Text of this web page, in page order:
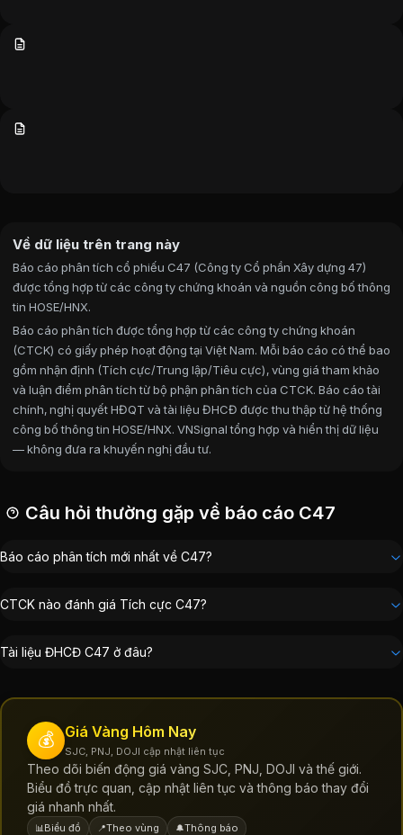
Về dữ liệu trên trang này
Báo cáo phân tích cổ phiếu C47 (Công ty Cổ phần Xây dựng 47)
được tổng hợp từ các công ty chứng khoán và nguồn công bố thông
tin HOSE/HNX.
Báo cáo phân tích được tổng hợp từ các công ty chứng khoán
(CTCK) có giấy phép hoạt động tại Việt Nam. Mỗi báo cáo có thể bao
gồm nhận định (Tích cực/Trung lập/Tiêu cực), vùng giá tham khảo
và luận điểm phân tích từ bộ phận phân tích của CTCK. Báo cáo tài
chính, nghị quyết HĐQT và tài liệu ĐHCĐ được thu thập từ hệ thống
công bố thông tin HOSE/HNX. VNSignal tổng hợp và hiển thị dữ liệu
— không đưa ra khuyến nghị đầu tư.
Câu hỏi thường gặp về báo cáo C47
Báo cáo phân tích mới nhất về C47?
CTCK nào đánh giá Tích cực C47?
Tài liệu ĐHCĐ C47 ở đâu?
💰 Giá Vàng Hôm Nay
SJC, PNJ, DOJI cập nhật liên tục
Theo dõi biến động giá vàng SJC, PNJ, DOJI và thế giới.
Biểu đồ trực quan, cập nhật liên tục và thông báo thay đổi
giá nhanh nhất.
📊 Biểu đồ 📍Theo vùng 🔔Thông báo